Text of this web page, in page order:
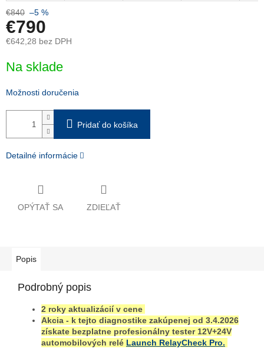
€840 –5 %
€790
€642,28 bez DPH
cena:
Na sklade
Možnosti doručenia
Pridať do košíka
Detailné informácie
OPÝTAŤ SA ZDIEĽAŤ
Popis
Podrobný popis
2 roky aktualizácií v cene
Akcia - k tejto diagnostike zakúpenej od 3.4.2026
získate bezplatne profesionálny tester 12V+24V
automobilových relé Launch RelayCheck Pro.